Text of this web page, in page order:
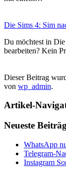
Die Sims 4: Sim
Du möchtest in
bearbeiten? Kein
Dieser Beitrag
von wp_admin.
Artikel-
Neueste
WhatsApp
Telegram-
Instagram